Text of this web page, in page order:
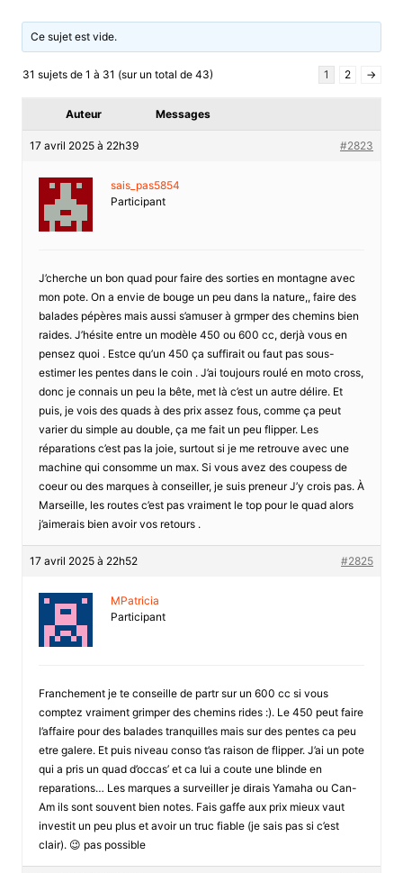
Ce sujet est vide.
31 sujets de 1 à 31 (sur un total de 43) 1 2 →
Auteur Messages
17 avril 2025 à 22h39 #2823
sais_pas5854
Participant
J’cherche un bon quad pour faire des sorties en montagne avec
mon pote. On a envie de bouge un peu dans la nature,, faire des
balades pépères mais aussi s’amuser à grmper des chemins bien
raides. J’hésite entre un modèle 450 ou 600 cc, derjà vous en
pensez quoi . Estce qu’un 450 ça suffirait ou faut pas sous-
estimer les pentes dans le coin . J’ai toujours roulé en moto cross,
donc je connais un peu la bête, met là c’est un autre délire. Et
puis, je vois des quads à des prix assez fous, comme ça peut
varier du simple au double, ça me fait un peu flipper. Les
réparations c’est pas la joie, surtout si je me retrouve avec une
machine qui consomme un max. Si vous avez des coupess de
coeur ou des marques à conseiller, je suis preneur J’y crois pas. À
Marseille, les routes c’est pas vraiment le top pour le quad alors
j’aimerais bien avoir vos retours .
17 avril 2025 à 22h52 #2825
MPatricia
Participant
Franchement je te conseille de partr sur un 600 cc si vous
comptez vraiment grimper des chemins rides :). Le 450 peut faire
l’affaire pour des balades tranquilles mais sur des pentes ca peu
etre galere. Et puis niveau conso t’as raison de flipper. J’ai un pote
qui a pris un quad d’occas’ et ca lui a coute une blinde en
reparations… Les marques a surveiller je dirais Yamaha ou Can-
Am ils sont souvent bien notes. Fais gaffe aux prix mieux vaut
investit un peu plus et avoir un truc fiable (je sais pas si c’est
clair). 😉 pas possible